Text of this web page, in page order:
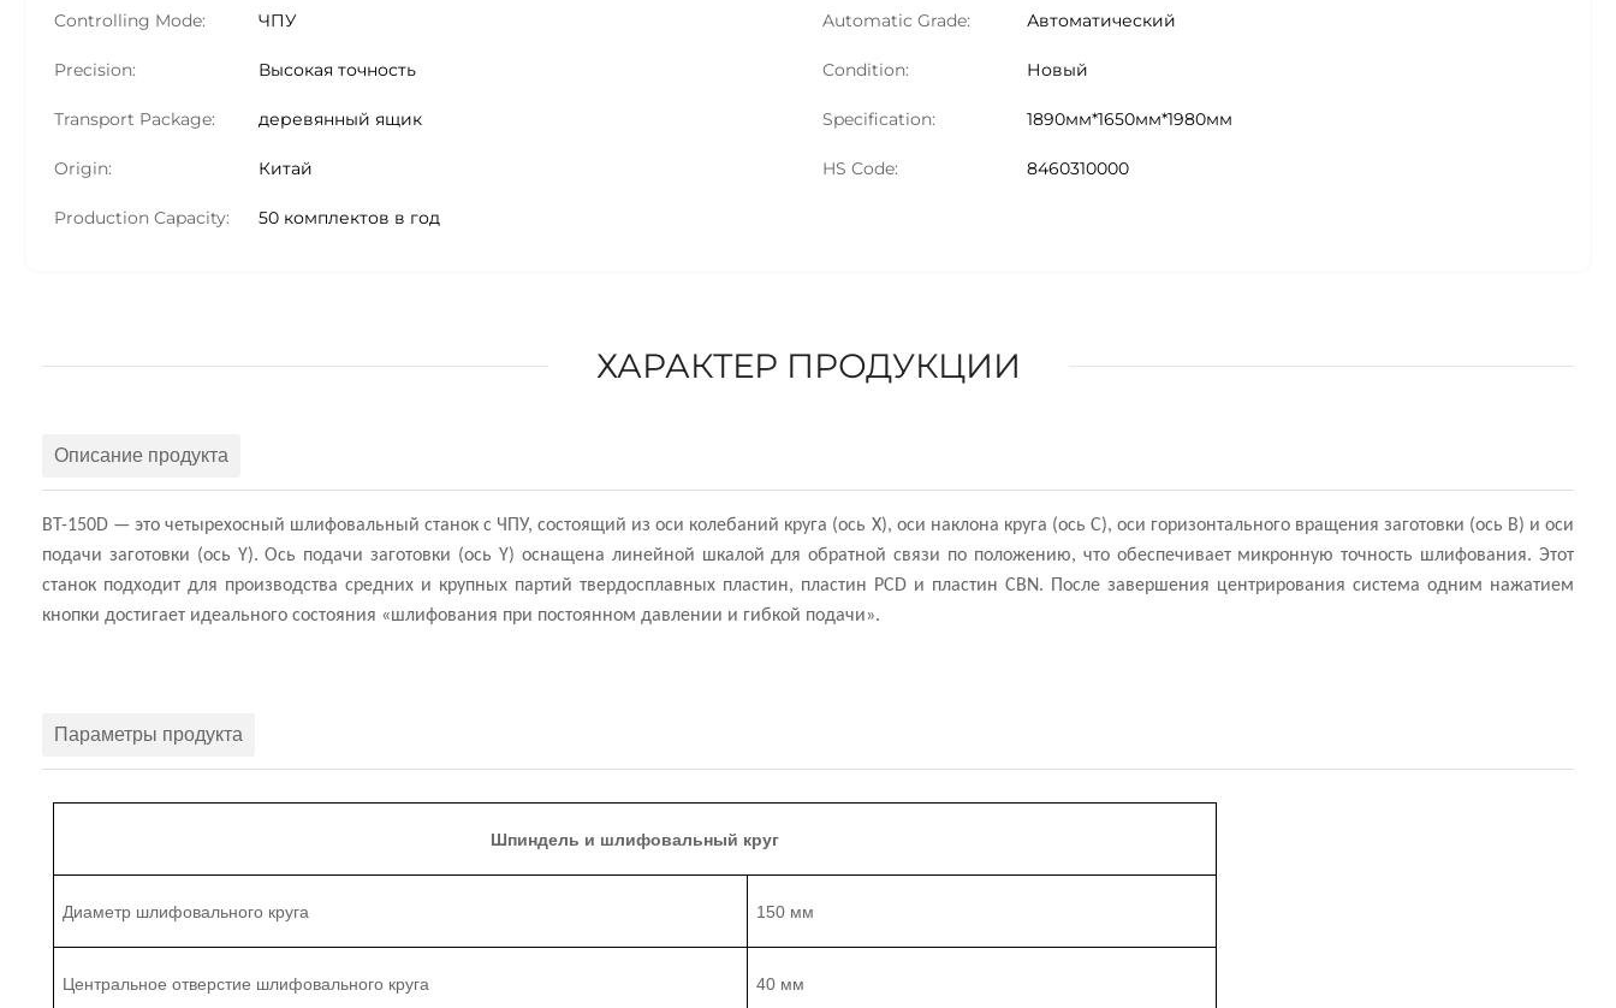
Controlling Mode: ЧПУ Automatic Grade: Автоматический
Precision: Высокая точность Condition: Новый
Transport Package: деревянный ящик Specification: 1890мм*1650мм*1980мм
Origin: Китай HS Code: 8460310000
Production Capacity: 50 комплектов в год
ХАРАКТЕР ПРОДУКЦИИ
Описание продукта
BT-150D — это четырехосный шлифовальный станок с ЧПУ, состоящий из оси колебаний круга (ось X), оси наклона круга (ось C), оси горизонтального вращения заготовки (ось B) и оси
подачи заготовки (ось Y). Ось подачи заготовки (ось Y) оснащена линейной шкалой для обратной связи по положению, что обеспечивает микронную точность шлифования. Этот
станок подходит для производства средних и крупных партий твердосплавных пластин, пластин PCD и пластин CBN. После завершения центрирования система одним нажатием
кнопки достигает идеального состояния «шлифования при постоянном давлении и гибкой подачи».
Параметры продукта
Шпиндель и шлифовальный круг
Диаметр шлифовального круга 150 мм
Центральное отверстие шлифовального круга 40 мм